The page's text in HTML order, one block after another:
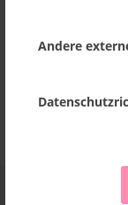
Andere